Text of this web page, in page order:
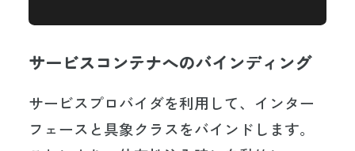
サービスコンテナへのバインディング
サービスプロバイダを利用して、インター
フェースと具象クラスをバインドします。